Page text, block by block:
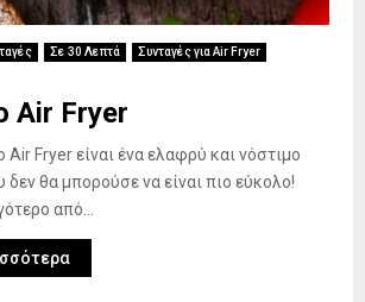
Σε 30 Λεπτά
Συνταγές για Air Fryer
Air Fryer
Fryer είναι ένα ελαφρύ και νόστιμο
δεν θα μπορούσε να είναι πιο εύκολο!
από...